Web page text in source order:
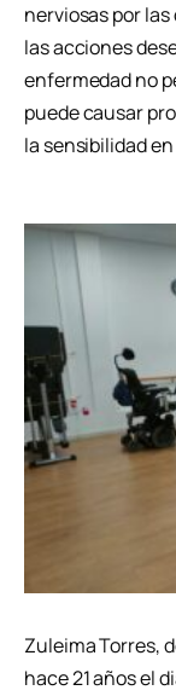
nerviosas por
las acciones
enfermedad no
puede causar
la sensibilidad
Zuleima Torres,
hace 21 años el